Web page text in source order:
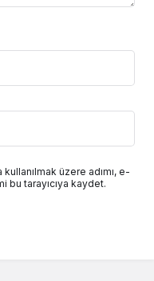
üzere adımı, e-
tarayıcıya kaydet.